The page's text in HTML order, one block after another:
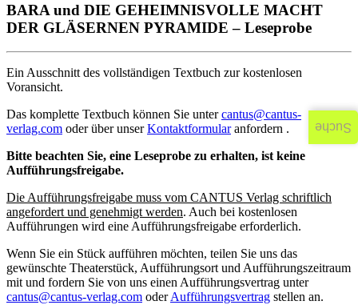
BARA und DIE GEHEIMNISVOLLE MACHT
DER GLÄSERNEN PYRAMIDE – Leseprobe
Ein Ausschnitt des vollständigen Textbuch zur kostenlosen
Voransicht.
Das komplette Textbuch können Sie untercantus@cantus-
verlag.com oder über unserKontaktformularanfordern .
Bitte beachten Sie, eine Leseprobe zu erhalten, ist keine
Aufführungsfreigabe.
Die Aufführungsfreigabe muss vom CANTUS Verlag schriftlich
angefordert und genehmigt werden. Auch bei kostenlosen
Aufführungen wird eine Aufführungsfreigabe erforderlich.
Wenn Sie ein Stück aufführen möchten, teilen Sie uns das
gewünschte Theaterstück, Aufführungsort und Aufführungszeitraum
mit und fordern Sie von uns einen Aufführungsvertrag unter
cantus@cantus-verlag.com oderAufführungsvertrag stellen an.
Suche